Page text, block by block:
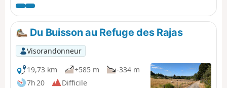
Du Buisson au Refuge des Rajas
Visorandonneur
19,73 km
+585 m
-334 m
7h 20
Difficile